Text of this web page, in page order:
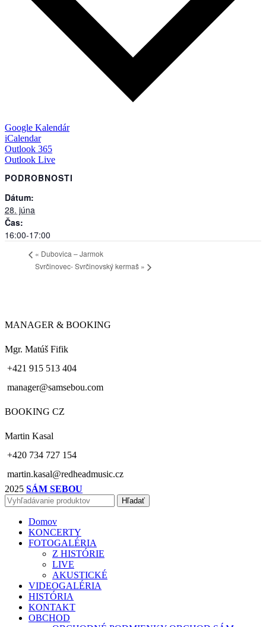
Google Kalendár
iCalendar
Outlook 365
Outlook Live
PODROBNOSTI
Dátum:
28. júna
Čas:
16:00-17:00
« Dubovica – Jarmok
Svrčinovec- Svrčinovský kermaš »
MANAGER & BOOKING
Mgr. Matúš Fifik
+421 915 513 404
manager@samsebou.com
BOOKING CZ
Martin Kasal
+420 734 727 154
martin.kasal@redheadmusic.cz
2025 SÁM SEBOU
Hľadať
Domov
KONCERTY
FOTOGALÉRIA
Z HISTÓRIE
LIVE
AKUSTICKÉ
VIDEOGALÉRIA
HISTÓRIA
KONTAKT
OBCHOD